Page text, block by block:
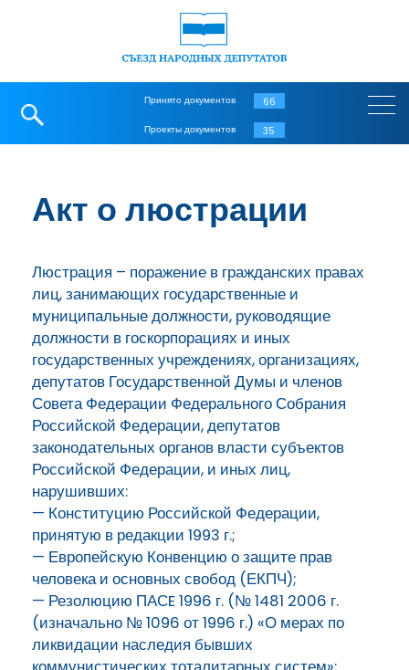
Принято документов 66
Проекты документов 35
Акт о люстрации
Люстрация – поражение в гражданских правах
лиц, занимающих государственные и
муниципальные должности, руководящие
должности в госкорпорациях и иных
государственных учреждениях, организациях,
депутатов Государственной Думы и членов
Совета Федерации Федерального Собрания
Российской Федерации, депутатов
законодательных органов власти субъектов
Российской Федерации, и иных лиц,
нарушивших:
— Конституцию Российской Федерации,
принятую в редакции 1993 г.;
— Европейскую Конвенцию о защите прав
человека и основных свобод (ЕКПЧ);
— Резолюцию ПАСE 1996 г. (№ 1481 2006 г.
(изначально № 1096 от 1996 г.) «О мерах по
ликвидации наследия бывших